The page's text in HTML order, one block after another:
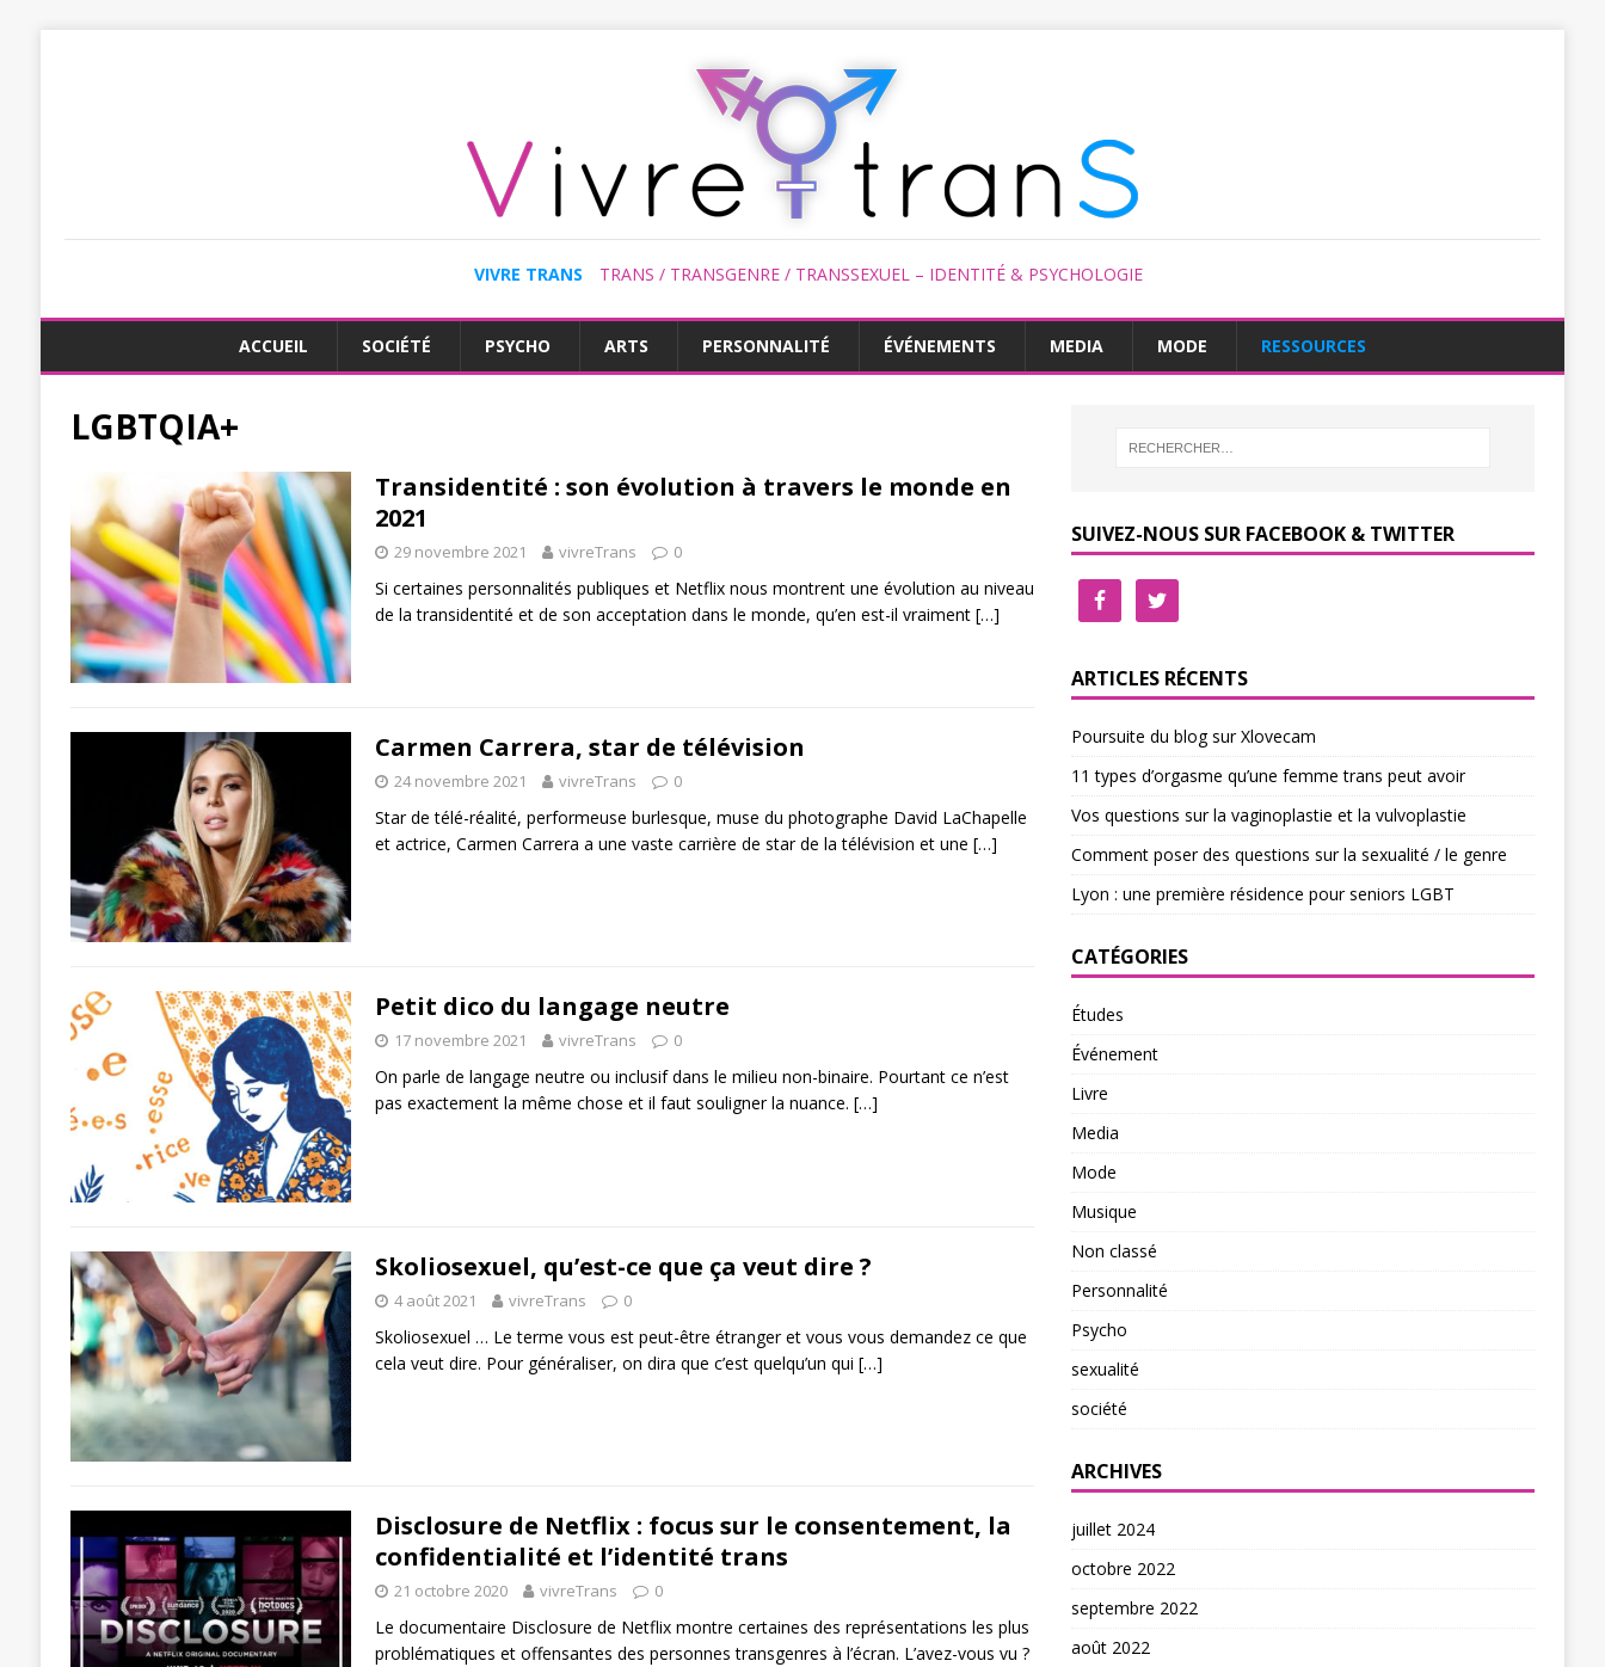
VIVRE TRANS TRANS / TRANSGENRE / TRANSSEXUEL – IDENTITÉ & PSYCHOLOGIE
ACCUEIL SOCIÉTÉ PSYCHO ARTS PERSONNALITÉ ÉVÉNEMENTS MEDIA MODE RESSOURCES
LGBTQIA+
Transidentité : son évolution à travers le monde en
2021
29 novembre 2021 vivreTrans 0
Si certaines personnalités publiques et Netflix nous montrent une évolution au niveau
de la transidentité et de son acceptation dans le monde, qu’en est-il vraiment […]
Carmen Carrera, star de télévision
24 novembre 2021 vivreTrans 0
Star de télé-réalité, performeuse burlesque, muse du photographe David LaChapelle
et actrice, Carmen Carrera a une vaste carrière de star de la télévision et une […]
Petit dico du langage neutre
17 novembre 2021 vivreTrans 0
On parle de langage neutre ou inclusif dans le milieu non-binaire. Pourtant ce n’est
pas exactement la même chose et il faut souligner la nuance. […]
Skoliosexuel, qu’est-ce que ça veut dire ?
4 août 2021 vivreTrans 0
Skoliosexuel … Le terme vous est peut-être étranger et vous vous demandez ce que
cela veut dire. Pour généraliser, on dira que c’est quelqu’un qui […]
Disclosure de Netflix : focus sur le consentement, la
confidentialité et l’identité trans
21 octobre 2020 vivreTrans 0
Le documentaire Disclosure de Netflix montre certaines des représentations les plus
problématiques et offensantes des personnes transgenres à l’écran. L’avez-vous vu ?
SUIVEZ-NOUS SUR FACEBOOK & TWITTER
ARTICLES RÉCENTS
Poursuite du blog sur Xlovecam
11 types d’orgasme qu’une femme trans peut avoir
Vos questions sur la vaginoplastie et la vulvoplastie
Comment poser des questions sur la sexualité / le genre
Lyon : une première résidence pour seniors LGBT
CATÉGORIES
Études
Événement
Livre
Media
Mode
Musique
Non classé
Personnalité
Psycho
sexualité
société
ARCHIVES
juillet 2024
octobre 2022
septembre 2022
août 2022